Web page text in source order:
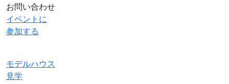
お問い合わせ
イベントに
参加する
モデルハウス
見学